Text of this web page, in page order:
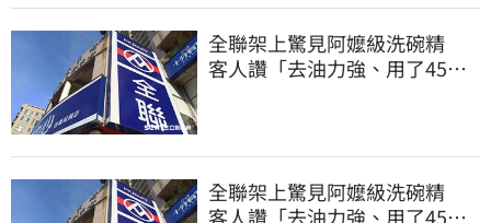
全聯架上驚見阿嬤級洗碗精
客人讚「去油力強、用了45
全聯架上驚見阿嬤級洗碗精
客人讚「去油力強、用了45